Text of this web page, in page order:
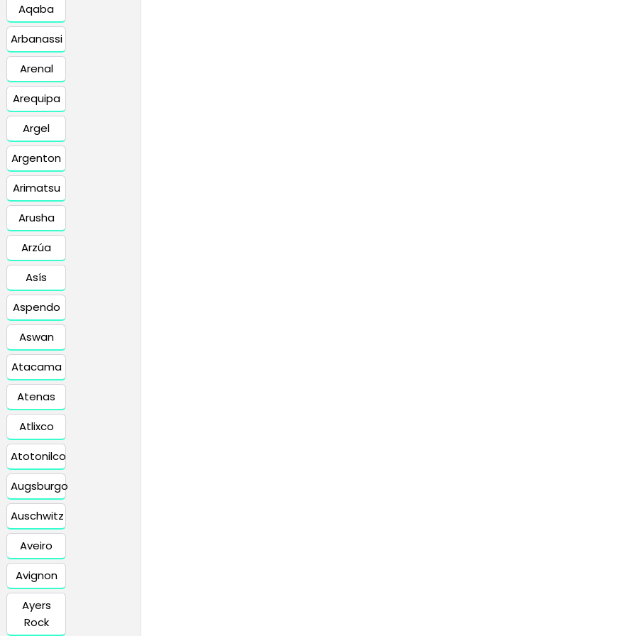
Aqaba
Arbanassi
Arenal
Arequipa
Argel
Argenton
Arimatsu
Arusha
Arzúa
Asís
Aspendo
Aswan
Atacama
Atenas
Atlixco
Atotonilco
Augsburgo
Auschwitz
Aveiro
Avignon
Ayers
Rock